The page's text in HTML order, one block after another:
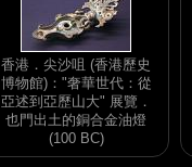
香港．尖沙咀 (香港歷史
博物館)："奢華世代：從
亞述到亞歷山大" 展覽．
也門出土的銅合金油燈
(100 BC)